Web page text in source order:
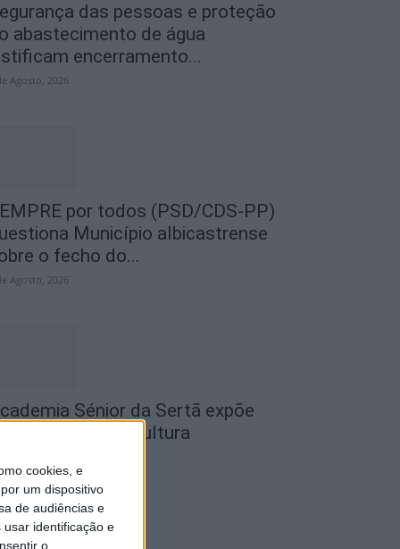
cookies, e
um dispositivo
de audiências e
identificação e
o
das pessoas e proteção
abastecimento de água
encerramento...
Agosto, 2026
por todos (PSD/CDS-PP)
Município albicastrense
o fecho do...
Agosto, 2026
Sénior da Sertã expõe
na Casa da Cultura